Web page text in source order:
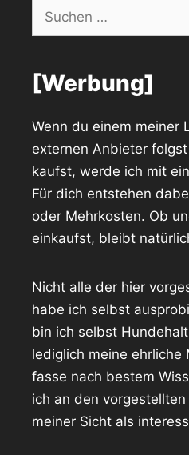
Suchen
nach:
[Werbung]
Wenn du einem meiner
externen Anbieter
kaufst, werde ich mit
Für dich entstehen
oder Mehrkosten. Ob
einkaufst, bleibt
Nicht alle der hier
habe ich selbst
bin ich selbst
lediglich meine ehrliche
fasse nach bestem
ich an den
meiner Sicht als